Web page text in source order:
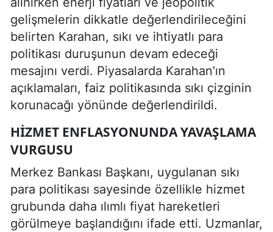
gelişmelerin dikkatle değerlendirileceğini
belirten Karahan, sıkı ve ihtiyatlı para
politikası duruşunun devam edeceği
mesajını verdi. Piyasalarda Karahan’ın
açıklamaları, faiz politikasında sıkı çizginin
korunacağı yönünde değerlendirildi.
HIZMET ENFLASYONUNDA YAVAŞLAMA
VURGUSU
Merkez Bankası Başkanı, uygulanan sıkı
para politikası sayesinde özellikle hizmet
grubunda daha ılımlı fiyat hareketleri
görülmeye başlandığını ifade etti. Uzmanlar,